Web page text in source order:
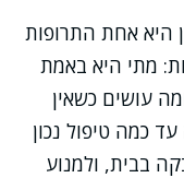
היא אחת התרופות
מתי היא באמת
עושים כשאין
כמה טיפול נכון
בבית, ולמנוע